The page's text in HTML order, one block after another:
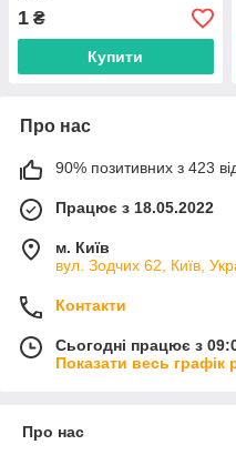
1 ₴
Купити
Про нас
90% позитивних з 423
Працює з 18.05.2022
м. Київ
вул. Зодчих 62, Київ,
Контакти
Сьогодні працює з
Показати весь графік
Про нас